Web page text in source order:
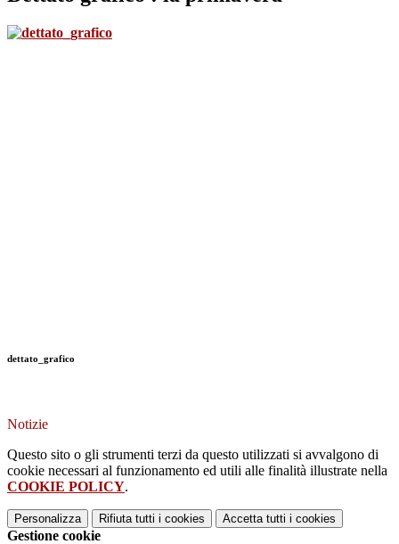
dettato_grafico
Notizie
Questo sito o gli strumenti terzi da questo utilizzati si avvalgono di
cookie necessari al funzionamento ed utili alle finalità illustrate nella
COOKIE POLICY.
Personalizza Rifiuta tutti i cookies Accetta tutti i cookies
Gestione cookie